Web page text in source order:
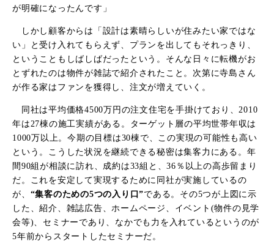
が明確になったんです」
しかし顧客からは「設計は素晴らしいが住みたい家ではな
い」と受け入れてもらえず、プランを出してもそれっきり、
ということもしばしばだったという。そんな日々に転機がお
とずれたのは物件が雑誌で紹介されたこと。次第に寺島さん
が作る家はファンを獲得し、注文が増えていく。
同社は平均価格4500万円の注文住宅を手掛けており、2010
年は27棟の施工実績がある。ターゲット層の平均世帯年収は
1000万以上。今期の目標は30棟で、この実現の可能性も高い
という。こうした状況を継続できる秘密は集客力にある。年
間 90組が相談に訪れ、成約は33組と、36 ％以上の高歩留まり
だ。これを安定して実現するために同社が実施しているの
が、 “集客のための5つの入り口”である。その5つが上図に示
した、紹介、雑誌広告、ホームページ、イベント (物件の見学
会等)、セミナーであり、なかでも力を入れているというのが
5年前からスタートしたセミナーだ。